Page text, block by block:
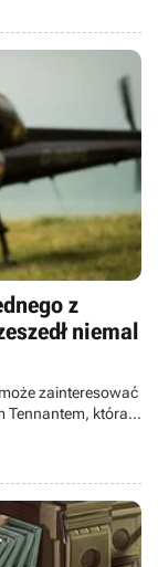
z
niemal
zainteresować
Tennantem, która
można trzy